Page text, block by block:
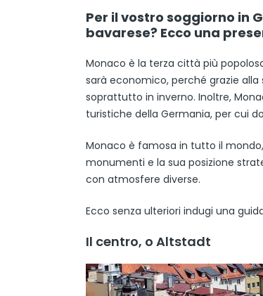
Per il vostro soggiorno in
bavarese? Ecco una
Monaco è la terza città più
sarà economico, perché grazie alla
soprattutto in inverno. Inoltre,
turistiche della Germania, per cui
Monaco è famosa in tutto il
monumenti e la sua posizione
con atmosfere diverse.
Ecco senza ulteriori indugi una
Il centro, o Altstadt